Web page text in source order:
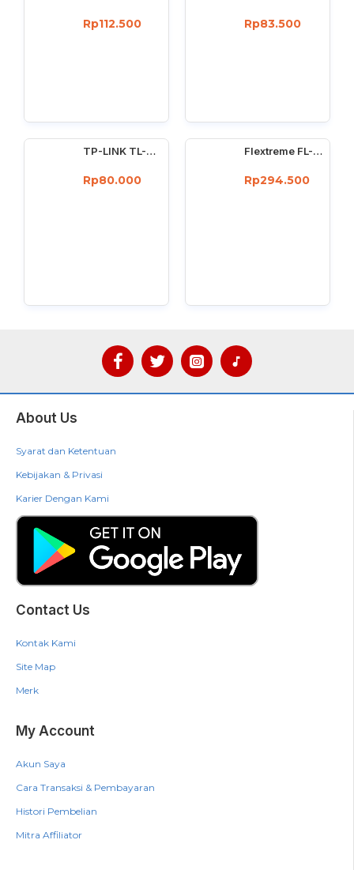
Rp112.500 Rp83.500
TP-LINK TL-WN725N : 150Mbps wireless N Nano USB adapter
Rp80.000
Flextreme FL-8110GMA-11-5-AS Media Converter Dual Core Gigabit Multimode 550 Meter
Rp294.500
About Us
Syarat dan Ketentuan
Kebijakan & Privasi
Karier Dengan Kami
Contact Us
Kontak Kami
Site Map
Merk
My Account
Akun Saya
Cara Transaksi & Pembayaran
Histori Pembelian
Mitra Affiliator